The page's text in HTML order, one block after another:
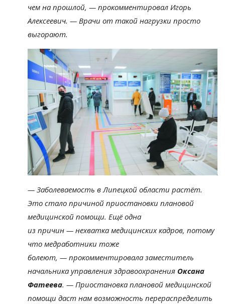
чем на прошлой, — прокомментировал Игорь
Алексеевич. — Врачи от такой нагрузки просто
выгорают.
— Заболеваемость в Липецкой области растёт.
Это стало причиной приостановки плановой
медицинской помощи. Ещё одна
из причин — нехватка медицинских кадров, потому
что медработники тоже
болеют, — прокомментировала заместитель
начальника управления здравоохранения Оксана
Фатеева. — Приостановка плановой медицинской
помощи даст нам возможность перераспределить